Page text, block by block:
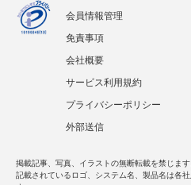
会員情報管理
免責事項
会社概要
サービス利用規約
プライバシーポリシー
外部送信
掲載記事、写真、イラストの無断転載を禁じます
記載されているロゴ、システム名、製品名は各